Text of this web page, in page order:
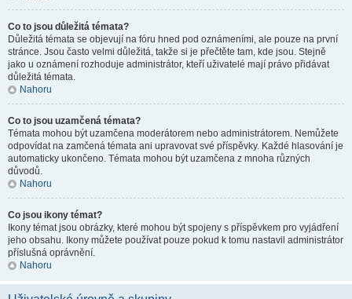
Co to jsou důležitá témata?
Důležitá témata se objevují na fóru hned pod oznámeními, ale pouze na první
stránce. Jsou často velmi důležitá, takže si je přečtěte tam, kde jsou. Stejně
jako u oznámení rozhoduje administrátor, kteří uživatelé mají právo přidávat
důležitá témata.
Nahoru
Co to jsou uzamčená témata?
Témata mohou být uzamčena moderátorem nebo administrátorem. Nemůžete
odpovídat na zamčená témata ani upravovat své příspěvky. Každé hlasování je
automaticky ukončeno. Témata mohou být uzamčena z mnoha různých
důvodů.
Nahoru
Co jsou ikony témat?
Ikony témat jsou obrázky, které mohou být spojeny s příspěvkem pro vyjádření
jeho obsahu. Ikony můžete používat pouze pokud k tomu nastavil administrátor
příslušná oprávnění.
Nahoru